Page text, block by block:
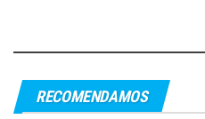
RECOMENDAMOS